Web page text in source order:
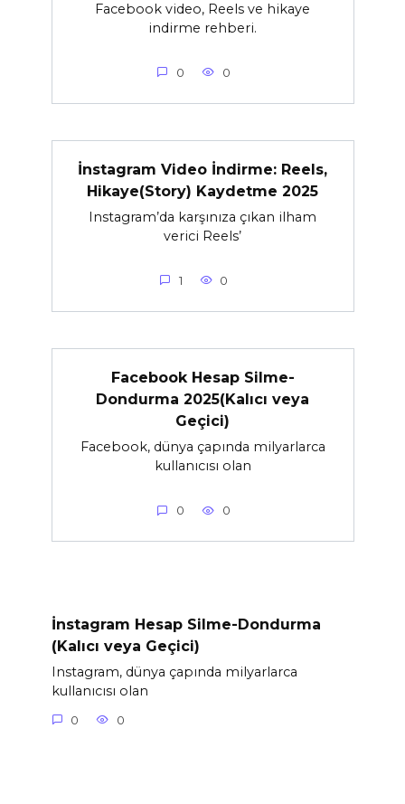
Facebook video, Reels ve hikaye
indirme rehberi.
0 0
İnstagram Video İndirme: Reels,
Hikaye(Story) Kaydetme 2025
Instagram’da karşınıza çıkan ilham
verici Reels’
1 0
Facebook Hesap Silme-
Dondurma 2025(Kalıcı veya
Geçici)
Facebook, dünya çapında milyarlarca
kullanıcısı olan
0 0
İnstagram Hesap Silme-Dondurma
(Kalıcı veya Geçici)
Instagram, dünya çapında milyarlarca
kullanıcısı olan
0 0